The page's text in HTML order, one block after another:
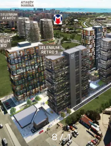
1
/
8